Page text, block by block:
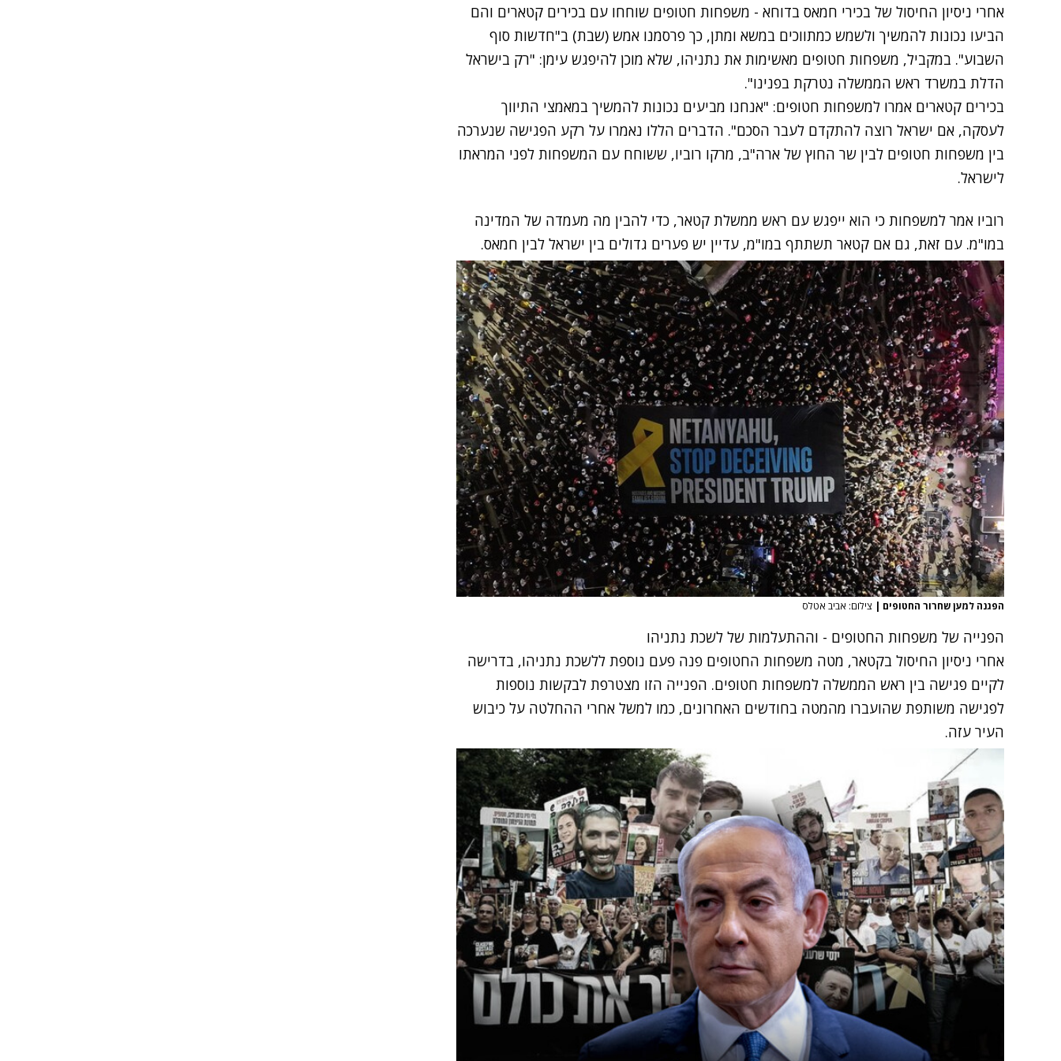
אחרי ניסיון החיסול של בכירי חמאס בדוחא - משפחות חטופים שוחחו עם בכירים קטארים והם
הביעו נכונות להמשיך ולשמש כמתווכים במשא ומתן, כך פרסמנו אמש (שבת) ב"חדשות סוף
השבוע". במקביל, משפחות חטופים מאשימות את נתניהו, שלא מוכן להיפגש עימן: "רק בישראל
הדלת במשרד ראש הממשלה נטרקת בפנינו".
בכירים קטארים אמרו למשפחות חטופים: "אנחנו מביעים נכונות להמשיך במאמצי התיווך
לעסקה, אם ישראל רוצה להתקדם לעבר הסכם". הדברים הללו נאמרו על רקע הפגישה שנערכה
בין משפחות חטופים לבין שר החוץ של ארה"ב, מרקו רוביו, ששוחח עם המשפחות לפני המראתו
לישראל.
רוביו אמר למשפחות כי הוא ייפגש עם ראש ממשלת קטאר, כדי להבין מה מעמדה של המדינה
במו"מ. עם זאת, גם אם קטאר תשתתף במו"מ, עדיין יש פערים גדולים בין ישראל לבין חמאס.
הפגנה למען שחרור החטופים | צילום: אביב אטלס
הפנייה של משפחות החטופים - וההתעלמות של לשכת נתניהו
אחרי ניסיון החיסול בקטאר, מטה משפחות החטופים פנה פעם נוספת ללשכת נתניהו, בדרישה
לקיים פגישה בין ראש הממשלה למשפחות חטופים. הפנייה הזו מצטרפת לבקשות נוספות
לפגישה משותפת שהועברו מהמטה בחודשים האחרונים, כמו למשל אחרי ההחלטה על כיבוש
העיר עזה.